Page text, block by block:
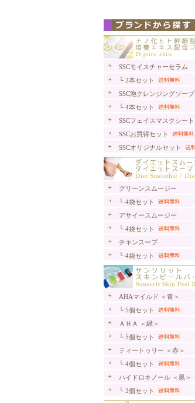
SSCモイスチャーセラム
└ 2本セット
SSC泡クレンジングソープ
└ 4本セット
SSCフェイスマスクシート
SSCお買得セット
SSCオリジナルセット
グリーンスムージー
└ 4袋セット
アサイースムージー
└ 4袋セット
チキンスープ
└ 4袋セット
AHAマイルド ＜青＞
└ 5個セット
ＡＨＡ ＜緑＞
└ 5個セット
ティートゥリー ＜赤＞
└ 4個セット
ハイドロキノール ＜黒＞
└ 2個セット